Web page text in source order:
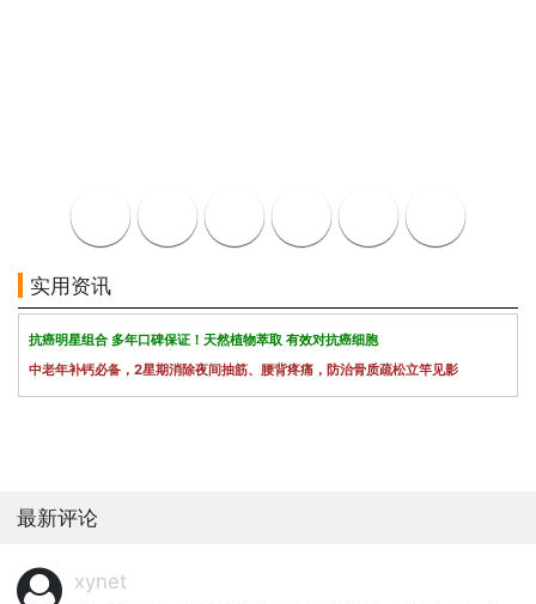
实用资讯
抗癌明星组合 多年口碑保证！天然植物萃取 有效对抗癌细胞
中老年补钙必备，2星期消除夜间抽筋、腰背疼痛，防治骨质疏松立竿见影
最新评论
xynet